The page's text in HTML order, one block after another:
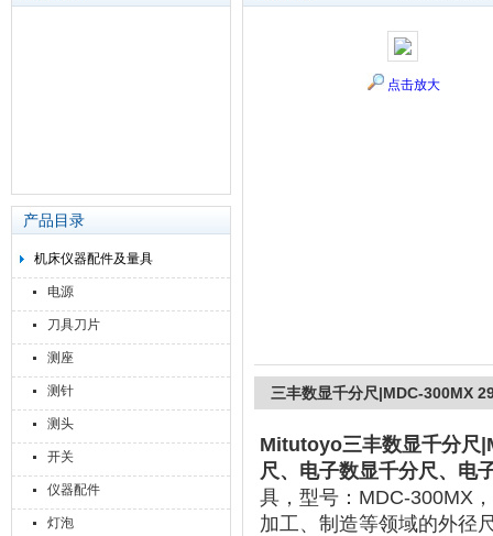
产品目录
机床仪器配件及量具
电源
刀具刀片
测座
测针
测头
开关
仪器配件
灯泡
点击放大
三丰数显千分尺|MDC-300MX
Mitutoyo三丰数显千分尺
尺、电子数显千分尺、电
具，型号：MDC-300MX
加工、制造等领域的外径